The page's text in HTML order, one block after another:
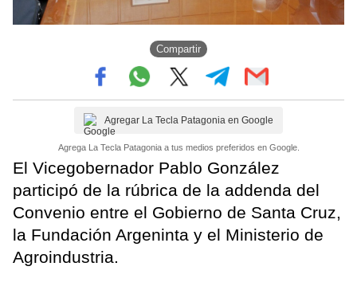
Compartir
Agregar La Tecla Patagonia en Google
Agrega La Tecla Patagonia a tus medios preferidos en Google.
El Vicegobernador Pablo González
participó de la rúbrica de la addenda del
Convenio entre el Gobierno de Santa Cruz,
la Fundación Argeninta y el Ministerio de
Agroindustria.